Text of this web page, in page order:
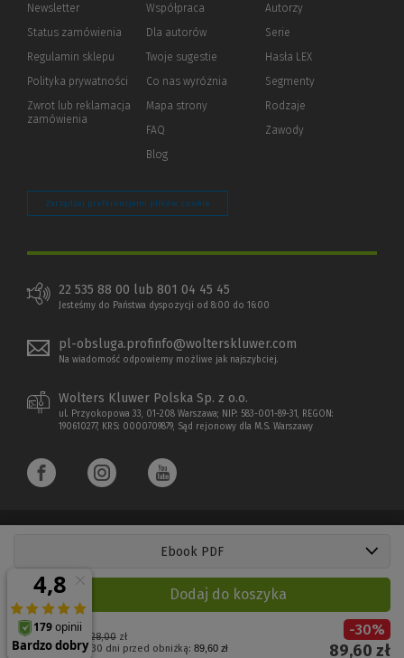
Ebook PDF
Cena regularna: 128,00zł
Najniższa cena z 30 dni przed obniżką:89,60 zł
-30%
89,60 zł
Dodaj do koszyka
Newsletter
Status zamówienia
Regulamin sklepu
Polityka prywatności (Nowe
(Link
innej
Zwrot lub reklamacja
zamówienia
Współpraca
Dla autorów(Nowe
(Link
innej
strony)
Twoje sugestie
Co nas wyróżnia
Mapa strony
FAQ
Blog
Autorzy
Serie
Hasła LEX
Segmenty
Rodzaje
Zawody
Zarządzaj preferencjami plików cookie
22 535 88 00 lub 801 04 45 45
Jesteśmy do Państwa dyspozycji od 8:00 do 16:00
pl-obsluga.profinfo@wolterskluwer.com
Na wiadomość odpowiemy możliwe jak najszybciej.
Wolters Kluwer Polska Sp. z o.o.
ul. Przyokopowa 33, 01-208 Warszawa; NIP: 583-001-89-31, REGON:
190610277, KRS: 0000709879, Sąd rejonowy dla M.S. Warszawy
Copyright 1997 - 2026 Wolters Kluwer Polska Sp. z o.o.
Płatności elektroniczne
(Nowe
okno)
(Link
do